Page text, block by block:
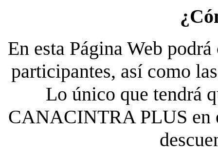
En esta Página Web
participantes, así como
Lo único que tendrá
CANACINTRA PLUS en